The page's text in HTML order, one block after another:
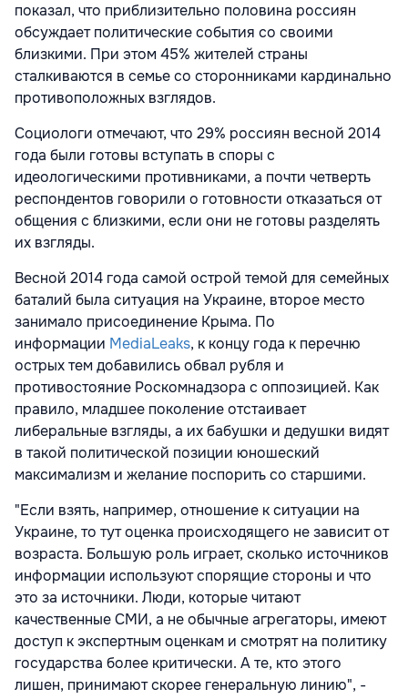
показал, что приблизительно половина россиян
обсуждает политические события со своими
близкими. При этом 45% жителей страны
сталкиваются в семье со сторонниками кардинально
противоположных взглядов.
Социологи отмечают, что 29% россиян весной 2014
года были готовы вступать в споры с
идеологическими противниками, а почти четверть
респондентов говорили о готовности отказаться от
общения с близкими, если они не готовы разделять
их взгляды.
Весной 2014 года самой острой темой для семейных
баталий была ситуация на Украине, второе место
занимало присоединение Крыма. По
информации MediaLeaks, к концу года к перечню
острых тем добавились обвал рубля и
противостояние Роскомнадзора с оппозицией. Как
правило, младшее поколение отстаивает
либеральные взгляды, а их бабушки и дедушки видят
в такой политической позиции юношеский
максимализм и желание поспорить со старшими.
"Если взять, например, отношение к ситуации на
Украине, то тут оценка происходящего не зависит от
возраста. Большую роль играет, сколько источников
информации используют спорящие стороны и что
это за источники. Люди, которые читают
качественные СМИ, а не обычные агрегаторы, имеют
доступ к экспертным оценкам и смотрят на политику
государства более критически. А те, кто этого
лишен, принимают скорее генеральную линию", -